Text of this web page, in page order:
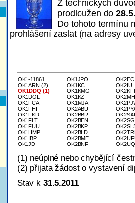
Z technických
prodloužen do
Do tohoto termínu
prohlášení zaslat (na adresy
OK1-11861
OK1ARN (2)
OK1DDQ (1)
OK1DOL
OK1FCA
OK1FHI
OK1FKD
OK1FLT
OK1FUU
OK1HMP
OK1IBP
OK1JD
OK1JPO
OK1KC
OK1KMG
OK1KZ
OK1MJA
OK2ABU
OK2BBR
OK2BEN
OK2BKP
OK2BLD
OK2BME
OK2BNF
OK2EC
OK2IU
OK2SG
OK2UQ
(1) neúplné nebo chybějící
(2) přijata žádost o vystavení
Stav k 31.5.2011